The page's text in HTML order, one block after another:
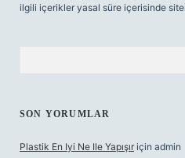
ilgili içerikler yasal süre içerisinde
SON YORUMLAR
Plastik En Iyi Ne Ile Yapışır için admin